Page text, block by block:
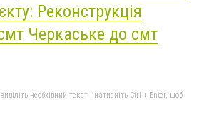
Реконструкція
Черкаське до смт
необхідний текст і натисніть Ctrl + Enter, щоб